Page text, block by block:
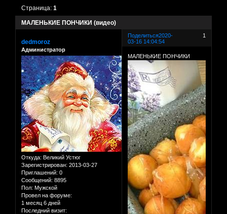
МАЛЕНЬКИЕ ПОНЧИКИ (видео)
Страница:1
Поделиться 1
2020-
03-16 14:04:54
dedmoroz
Администратор
Откуда: Великий Устюг
Зарегистрирован: 2013-03-27
Приглашений: 0
Сообщений: 8895
Пол: Мужской
Провел на форуме:
1 месяц 6 дней
Последний визит:
МАЛЕНЬКИЕ ПОНЧИКИ